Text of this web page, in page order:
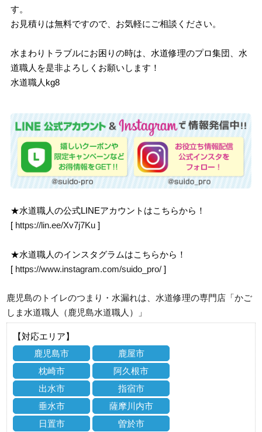
す。
お見積りは無料ですので、お気軽にご相談ください。
水まわりトラブルにお困りの時は、水道修理のプロ集団、水
道職人を是非よろしくお願いします！
水道職人kg8
★水道職人の公式LINEアカウントはこちらから！
[ https://lin.ee/Xv7j7Ku ]
★水道職人のインスタグラムはこちらから！
[ https://www.instagram.com/suido_pro/ ]
鹿児島のトイレのつまり・水漏れは、水道修理の専門店「かご
しま水道職人（鹿児島水道職人）」
【対応エリア】
鹿児島市
鹿屋市
枕崎市
阿久根市
出水市
指宿市
垂水市
薩摩川内市
日置市
曽於市